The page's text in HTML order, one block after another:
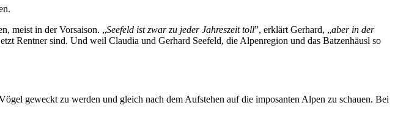
meist in der Vorsaison. „Seefeld ist zwar zu jeder Jahreszeit toll”, erklärt Gerhard, „aber in der
Rentner sind. Und weil Claudia und Gerhard Seefeld, die Alpenregion und das Batzenhäusl so
geweckt zu werden und gleich nach dem Aufstehen auf die imposanten Alpen zu schauen. Bei